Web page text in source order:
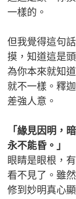
一樣的。
但我覺得這句
摸，知道這是
為你本來就知
就不一樣。釋
差強人意。
「緣見因明，
永不能昏。」
眼睛是眼根，
看不見了。雖
修到妙明真心